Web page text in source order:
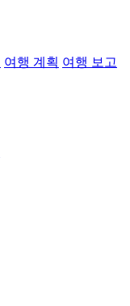
여행 계획 여행 보고